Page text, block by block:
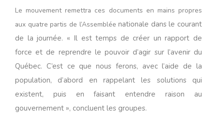
Le mouvement remettra ces documents en mains propres
aux quatre partis de l’Assembléenationale dans le courant
de la journée. « Il est temps de créer un rapport de
force et de reprendre le pouvoir d’agir sur l’avenir du
Québec. C’est ce que nous ferons, avec l’aide de la
population, d’abord en rappelant les solutions qui
existent, puis en faisant entendre raison au
gouvernement », concluent les groupes.